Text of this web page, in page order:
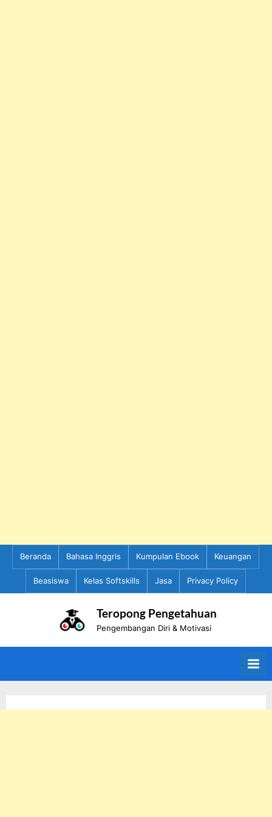
content
Beranda Bahasa Inggris Kumpulan Ebook Keuangan
Beasiswa Kelas Softskills Jasa Privacy Policy
Teropong Pengetahuan
Pengembangan Diri & Motivasi